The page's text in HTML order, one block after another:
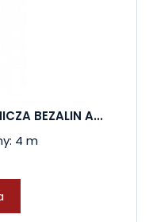
BEZALIN A...
4 m